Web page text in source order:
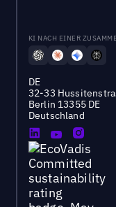
KI NACH EINER
DE
32-33
Berlin 13355 DE
Deutschland